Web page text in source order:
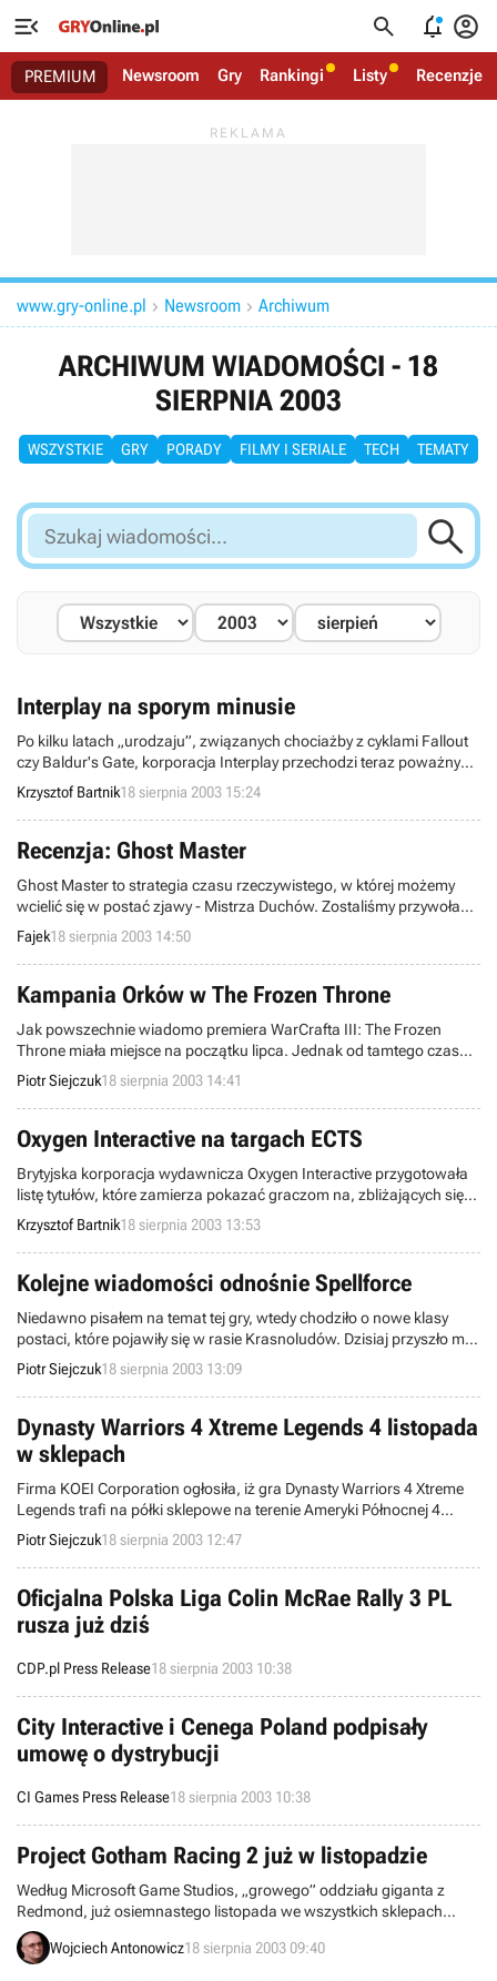
   
PREMIUM Newsroom Gry Rankingi Listy Recenzje
www.gry-online.pl  Newsroom  Archiwum
ARCHIWUM WIADOMOŚCI - 18
SIERPNIA 2003
WSZYSTKIE GRY PORADY FILMY I SERIALE TECH TEMATY
Szukaj
wiadomości...

Interplay na sporym minusie
Po kilku latach „urodzaju”, związanych chociażby z cyklami Fallout
czy Baldur's Gate, korporacja Interplay przechodzi teraz poważny
kryzys, który potwierdza najnowszy raport finansowy. Otóż w
drugim kwartale bieżącego roku finansowego, owa firma
zanotowała straty wynoszące (bagatela) 5,4 miliona USD!
Krzysztof Bartnik18 sierpnia 2003 15:24
Recenzja: Ghost Master
Ghost Master to strategia czasu rzeczywistego, w której możemy
wcielić się w postać zjawy - Mistrza Duchów. Zostaliśmy przywołani
z zaświatów i sprowadzeni do miasteczka Gravenville z zadaniem
terroryzowania i straszenia jego mieszkańców.
Fajek18 sierpnia 2003 14:50
Kampania Orków w The Frozen Throne
Jak powszechnie wiadomo premiera WarCrafta III: The Frozen
Throne miała miejsce na początku lipca. Jednak od tamtego czasu
Blizzard nie podał informacji odnośnie daty ukazania się
dodatkowych misji do kampanii Orków.
Piotr Siejczuk18 sierpnia 2003 14:41
Oxygen Interactive na targach ECTS
Brytyjska korporacja wydawnicza Oxygen Interactive przygotowała
listę tytułów, które zamierza pokazać graczom na, zbliżających się
wielkimi krokami targach ECTS (27-29 sierpnia; Londyn). Oprócz
produkcji wymienionych poniżej, owa firma planuje także ujawnić
kilka nowych projektów, dedykowanym konsolom PlayStation 2 oraz
Xbox (szczegóły poznamy dopiero podczas trwania rzeczonej
ekspozycji).
Krzysztof Bartnik18 sierpnia 2003 13:53
Kolejne wiadomości odnośnie Spellforce
Niedawno pisałem na temat tej gry, wtedy chodziło o nowe klasy
postaci, które pojawiły się w rasie Krasnoludów. Dzisiaj przyszło mi
napisać o aktualizacji, która miała miejsce na oficjalnej witrynie
tytułu. Firma developerska Phenomic ujawniła screen ukazujący
klasę Tytanów. Spellforce będzie grą należącą do gatunku RTS/RPG,
której wydawcą jest firma JoWooD. Produkt na rynku winien pojawić
się w czwartym kwartale 2003r.
Piotr Siejczuk18 sierpnia 2003 13:09
Dynasty Warriors 4 Xtreme Legends 4 listopada
w sklepach
Firma KOEI Corporation ogłosiła, iż gra Dynasty Warriors 4 Xtreme
Legends trafi na półki sklepowe na terenie Ameryki Północnej 4
listopada bieżącego roku. Tytuł ten przeznaczony jest dla
posiadaczy konsoli PlayStation2. Rozszerzenie to zawiera wszystkie
postacie z Dynasty Warriors 4, jednak posiada również nowe
elementy, chociażby poziomy gry.
Piotr Siejczuk18 sierpnia 2003 12:47
Oficjalna Polska Liga Colin McRae Rally 3 PL
rusza już dziś
CDP.pl Press Release18 sierpnia 2003 10:38
City Interactive i Cenega Poland podpisały
umowę o dystrybucji
CI Games Press Release18 sierpnia 2003 10:38
Project Gotham Racing 2 już w listopadzie
Według Microsoft Game Studios, „growego” oddziału giganta z
Redmond, już osiemnastego listopada we wszystkich sklepach
północnoamerykańskiego kontynentu powinien pojawić się sequel
popularnego symulatora wyścigów Project Gotham Racing, czyli
Wojciech Antonowicz18 sierpnia 2003 09:40